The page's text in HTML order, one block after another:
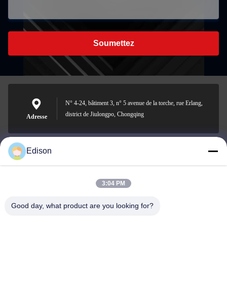
Soumettez
Adresse
N° 4-24, bâtiment 3, n° 5 avenue de la torche, rue Erlang,
district de Jiulongpo, Chongqing
edisonzhan666@163.com
Edison
3:04 PM
Good day, what product are you looking for?